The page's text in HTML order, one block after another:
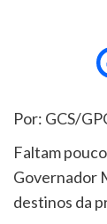
Por: GCS/
Faltam
Governador
destinos da